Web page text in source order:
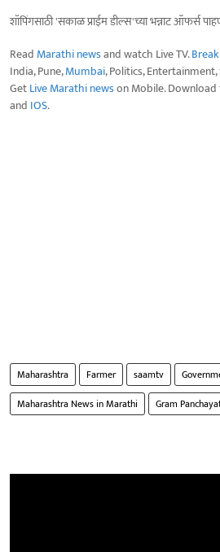
शॉपिंगसाठी 'सकाळ प्राईम डील्स'च्या भन्नाट ऑफर्स
Read Marathi newsand watch Live TV.
India, Pune,Mumbai, Politics,
GetLive Marathi newson Mobile.
and IOS.
Maharashtra Farmer saamtv
Maharashtra News in Marathi
Gram